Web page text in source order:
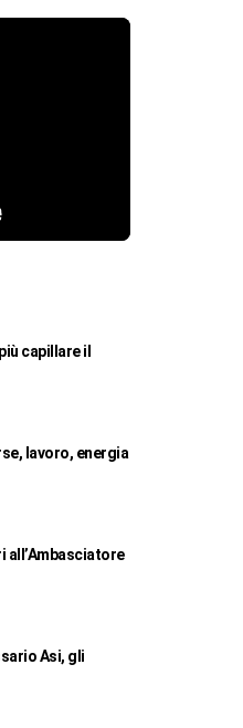
capillare il
lavoro, energia
all’Ambasciatore
Asi, gli